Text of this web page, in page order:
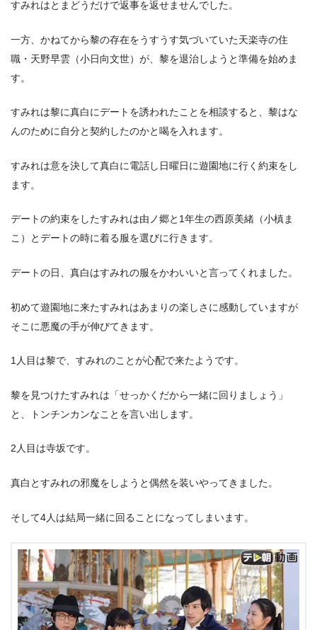
すみれはとまどうだけで返事を返せませんでした。
一方、かねてから黎の存在をうすうす気づいていた天楽寺の住
職・天野早雲（小日向文世）が、黎を退治しようと準備を始めま
す。
すみれは黎に真白にデートを誘われたことを相談すると、黎はな
んのために自分と契約したのかと喝を入れます。
すみれは意を決して真白に電話し日曜日に遊園地に行く約束をし
ます。
デートの約束をしたすみれは由ノ郷と1年生の西原美緒（小槙ま
こ）とデートの時に着る服を選びに行きます。
デートの日、真白はすみれの服をかわいいと言ってくれました。
初めて遊園地に来たすみれはあまりの楽しさに感動していますが
そこに悪魔の手が伸びてきます。
1人目は黎で、すみれのことが心配で来たようです。
黎を見つけたすみれは「せっかくだから一緒に回りましょう」
と、トンチンカンなことを言い出します。
2人目は寺坂です。
真白とすみれの邪魔をしようと偶然を装いやってきました。
そして4人は結局一緒に回ることになってしまいます。